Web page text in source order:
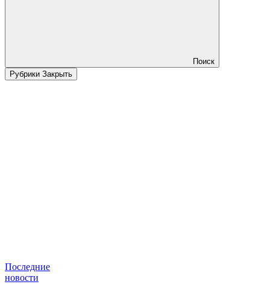
Поиск
Рубрики Закрыть
Последние
новости